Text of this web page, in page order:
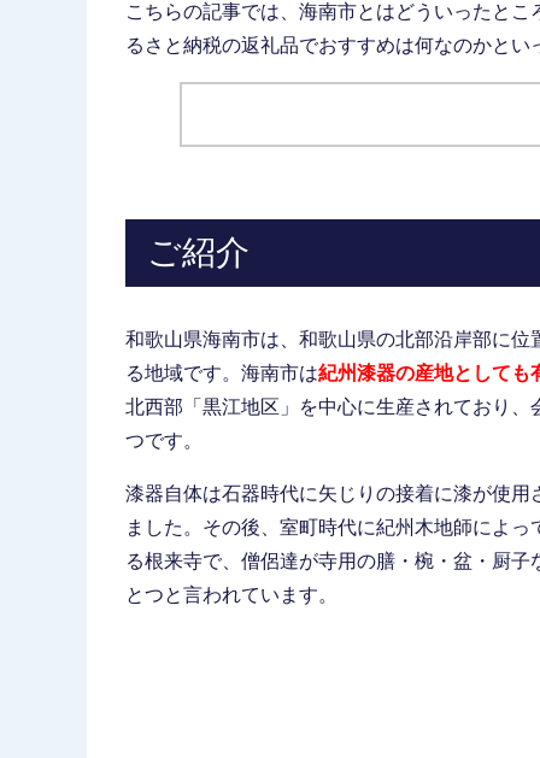
こちらの記事では、海南市とはどういったと
るさと納税の返礼品でおすすめは何なのかとい
ご紹介
和歌山県海南市は、和歌山県の北部沿岸部に
る地域です。海南市は紀州漆器の産地としても
北西部「黒江地区」を中心に生産されており
つです。
漆器自体は石器時代に矢じりの接着に漆が使
ました。その後、室町時代に紀州木地師によ
る根来寺で、僧侶達が寺用の膳・椀・盆・厨
とつと言われています。